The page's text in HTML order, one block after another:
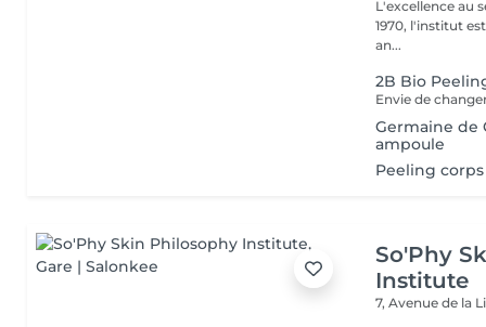
L'excellence au service de la
1970, l'institut
an...
2B Bio
Germaine de
ampoule
Peeling
So'Phy
Institute
7, Avenue de la